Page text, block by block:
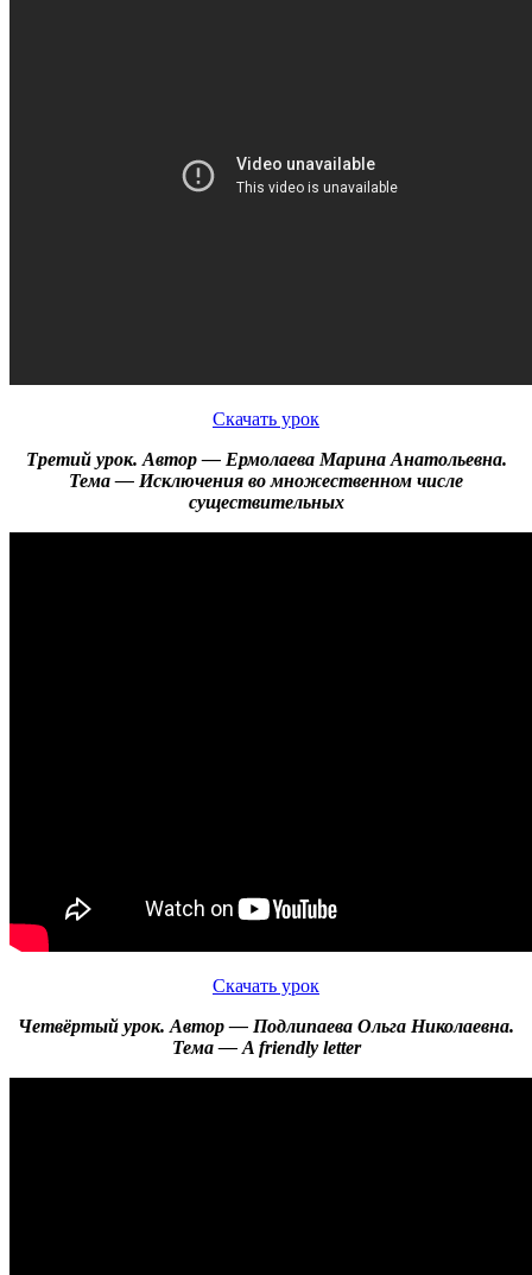
Скачать урок
Третий урок. Автор — Ермолаева Марина Анатольевна.
Тема — Исключения во множественном числе
существительных
Скачать урок
Четвёртый урок. Автор — Подлипаева Ольга Николаевна.
Тема — A friendly letter